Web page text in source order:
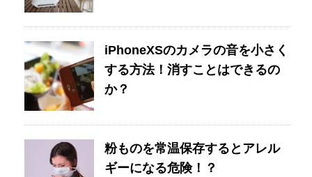
iPhoneXSのカメラの音を小さく
する方法！消すことはできるの
か？
粉ものを常温保存するとアレル
ギーになる危険！？